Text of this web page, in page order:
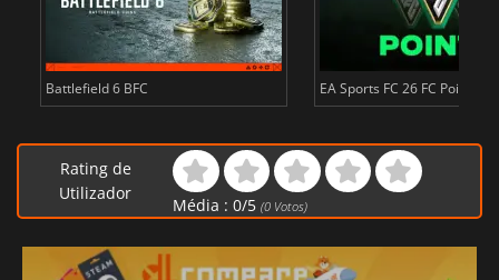
Battlefield 6 BFC EA Sports FC 26 FC Points
Rating de
Utilizador
Média : 0/5 (0Votos)